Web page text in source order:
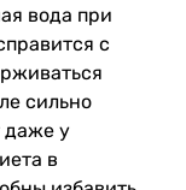
вода при
с
сильно
даже у
в